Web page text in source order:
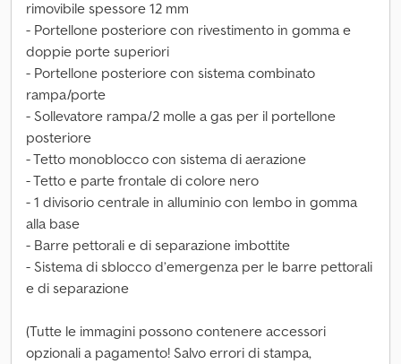
rimovibile spessore 12 mm
- Portellone posteriore con rivestimento in gomma e
doppie porte superiori
- Portellone posteriore con sistema combinato
rampa/porte
- Sollevatore rampa/2 molle a gas per il portellone
posteriore
- Tetto monoblocco con sistema di aerazione
- Tetto e parte frontale di colore nero
- 1 divisorio centrale in alluminio con lembo in gomma
alla base
- Barre pettorali e di separazione imbottite
- Sistema di sblocco d’emergenza per le barre pettorali
e di separazione
(Tutte le immagini possono contenere accessori
opzionali a pagamento! Salvo errori di stampa,